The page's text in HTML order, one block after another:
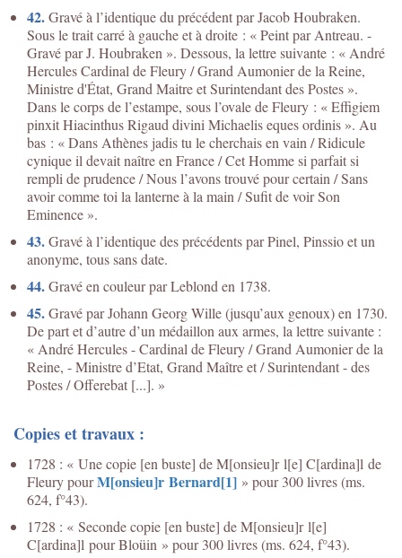
42.Gravé à l’identique du précédent par Jacob Houbraken.
Sous le trait carré à gauche et à droite : « Peint par Antreau. -
Gravé par J. Houbraken ». Dessous, la lettre suivante : « André
Hercules Cardinal de Fleury / Grand Aumonier de la Reine,
Ministre d'État, Grand Maitre et Surintendant des Postes ».
Dans le corps de l’estampe, sous l’ovale de Fleury : « Effigiem
pinxit Hiacinthus Rigaud divini Michaelis eques ordinis ». Au
bas : « Dans Athènes jadis tu le cherchais en vain / Ridicule
cynique il devait naître en France / Cet Homme si parfait si
rempli de prudence / Nous l’avons trouvé pour certain / Sans
avoir comme toi la lanterne à la main / Sufit de voir Son
Eminence ».
43.Gravé à l’identique des précédents par Pinel, Pinssio et un
anonyme, tous sans date.
44.Gravé en couleur par Leblond en 1738.
45.Gravé par Johann Georg Wille (jusqu’aux genoux) en 1730.
De part et d’autre d’un médaillon aux armes, la lettre suivante :
« André Hercules - Cardinal de Fleury / Grand Aumonier de la
Reine, - Ministre d’Etat, Grand Maître et / Surintendant - des
Postes / Offerebat [...]. »
Copies et travaux :
1728 : « Une copie [en buste] de M[onsieu]r l[e] C[ardina]l de
Fleury pourM[onsieu]r Bernard[1] » pour 300 livres (ms.
624, f°43).
1728 : « Seconde copie [en buste] de M[onsieu]r l[e]
C[ardina]l pour Bloüin » pour 300 livres (ms. 624, f°43).